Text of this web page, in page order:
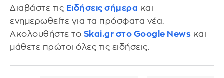
Διαβάστε τις Ειδήσεις σήμερα και
ενημερωθείτε για τα πρόσφατα νέα.
Ακολουθήστε το Skai.gr στο Google News και
μάθετε πρώτοι όλες τις ειδήσεις.